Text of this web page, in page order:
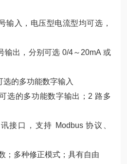
输入，电压型电流型均可选，
输出，分别可选 0/4～20mA 或
选的多功能数字输入
选的多功能数字输出；2 路多
接口，支持 Modbus 协议、
；多种修正模式；具有自由